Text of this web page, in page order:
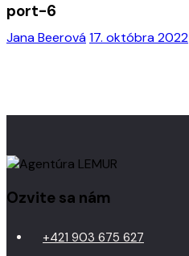
Jana Beerová17. októbra 2022
port-6
Ozvite sa nám
+421 903 675 627